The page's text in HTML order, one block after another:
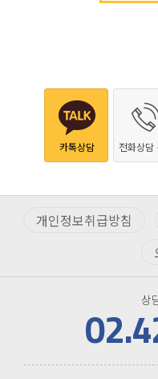
카톡상담 전화상담
개인정보취급방침
상